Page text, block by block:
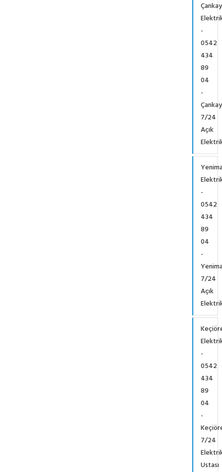
-
0542
434
89
04
-
7/24
Açık
-
0542
434
89
04
-
7/24
Açık
-
0542
434
89
04
-
7/24
Ustası